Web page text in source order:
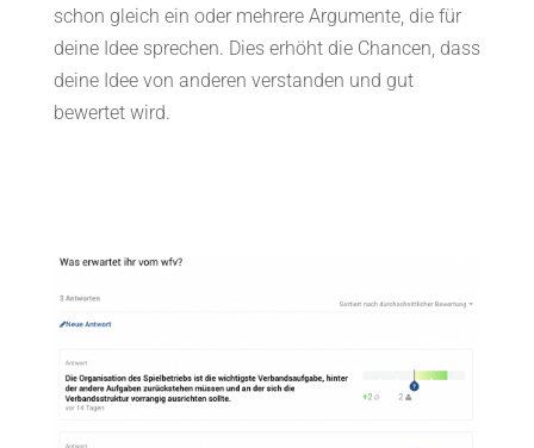
schon gleich ein oder mehrere Argumente, die für
deine Idee sprechen. Dies erhöht die Chancen, dass
deine Idee von anderen verstanden und gut
bewertet wird.